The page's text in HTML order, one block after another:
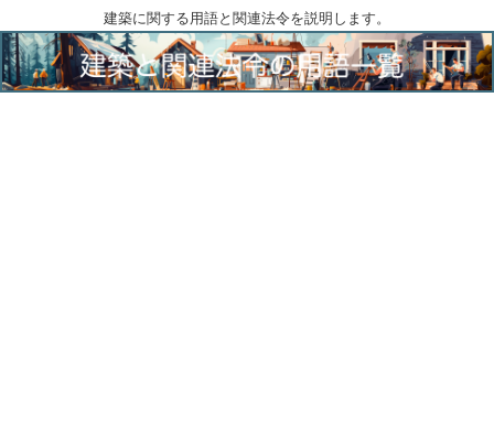
建築に関する用語と関連法令を説明します。